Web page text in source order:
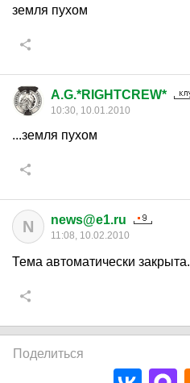
земля пухом
A.G.*RIGHTCREW*
10:30, 10.01.2010
...земля пухом
N news@e1.ru
11:08, 10.02.2010
Тема автоматически закрыта.
Поделиться